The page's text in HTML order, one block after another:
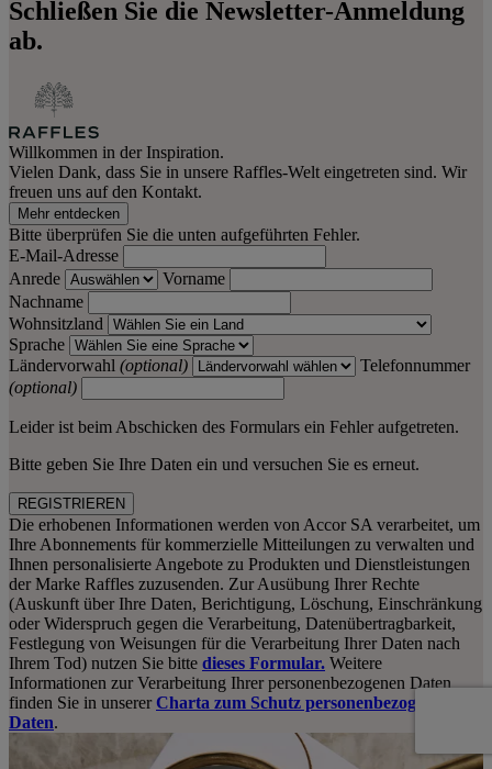
Schließen Sie die Newsletter-Anmeldung
ab.
Willkommen in der Inspiration.
Vielen Dank, dass Sie in unsere Raffles-Welt eingetreten sind. Wir
freuen uns auf den Kontakt.
Mehr entdecken
Bitte überprüfen Sie die unten aufgeführten Fehler.
E-Mail-Adresse
Anrede
Vorname
Nachname
Wohnsitzland
Sprache
Ländervorwahl (optional)
Telefonnummer
(optional)
Leider ist beim Abschicken des Formulars ein Fehler aufgetreten.
Bitte geben Sie Ihre Daten ein und versuchen Sie es erneut.
REGISTRIEREN
Die erhobenen Informationen werden von Accor SA verarbeitet, um
Ihre Abonnements für kommerzielle Mitteilungen zu verwalten und
Ihnen personalisierte Angebote zu Produkten und Dienstleistungen
der Marke Raffles zuzusenden. Zur Ausübung Ihrer Rechte
(Auskunft über Ihre Daten, Berichtigung, Löschung, Einschränkung
oder Widerspruch gegen die Verarbeitung, Datenübertragbarkeit,
Festlegung von Weisungen für die Verarbeitung Ihrer Daten nach
Ihrem Tod) nutzen Sie bitte dieses Formular. Weitere
Informationen zur Verarbeitung Ihrer personenbezogenen Daten
finden Sie in unserer Charta zum Schutz personenbezogener
Daten.